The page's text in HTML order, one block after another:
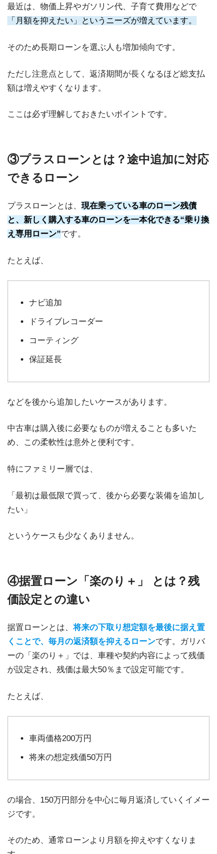
最近は、物価上昇やガソリン代、子育て費用などで
「月額を抑えたい」というニーズが増えています。
そのため長期ローンを選ぶ人も増加傾向です。
ただし注意点として、返済期間が長くなるほど総支払
額は増えやすくなります。
ここは必ず理解しておきたいポイントです。
③プラスローンとは？途中追加に対応
できるローン
プラスローンとは、 現在乗っている車のローン残債
と、新しく購入する車のローンを一本化できる“乗り換
え専用ローン”です。
たとえば、
ナビ追加
ドライブレコーダー
コーティング
保証延長
などを後から追加したいケースがあります。
中古車は購入後に必要なものが増えることも多いた
め、この柔軟性は意外と便利です。
特にファミリー層では、
「最初は最低限で買って、後から必要な装備を追加し
たい」
というケースも少なくありません。
④据置ローン「楽のり＋」 とは？残
価設定との違い
据置ローンとは、将来の下取り想定額を最後に据え置
くことで、毎月の返済額を抑えるローンです。ガリバ
ーの「楽のり＋」では、車種や契約内容によって残価
が設定され、残価は最大50％まで設定可能です。
たとえば、
車両価格200万円
将来の想定残価50万円
の場合、150万円部分を中心に毎月返済していくイメー
ジです。
そのため、通常ローンより月額を抑えやすくなりま